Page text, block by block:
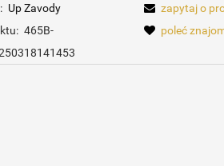
Up Zavody
465B-
zapytaj o
poleć